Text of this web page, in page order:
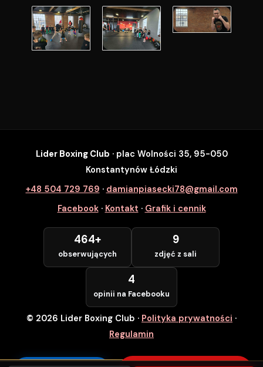
SZYBKI ZAPIS
Zapisz się na wybrane zajęcia
Numer Telefonu *
POTWIERDZAM — WCHODZĘ ZA
DARMO
Lider Boxing Club · plac Wolności 35, 95-050
Konstantynów Łódzki
+48 504 729 769 · damianpiasecki78@gmail.com
Facebook· Kontakt · Grafik i cennik
464+
obserwujących
9
zdjęć z sali
4
opinii na Facebooku
© 2026 Lider Boxing Club · Polityka prywatności ·
Regulamin